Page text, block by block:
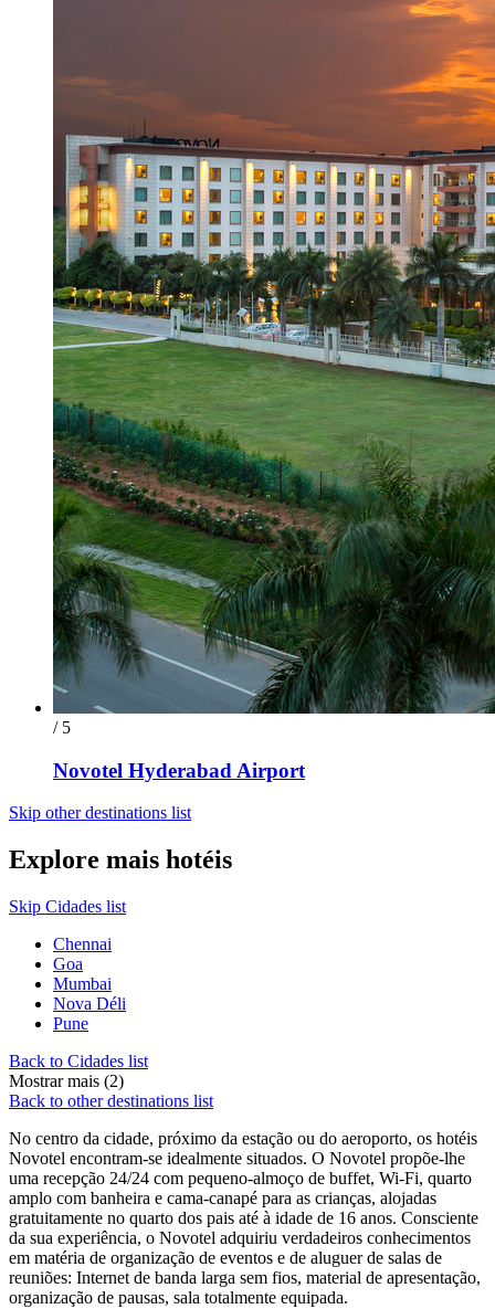
/ 5
Novotel Hyderabad Airport
Skip other destinations list
Explore mais hotéis
Skip Cidades list
Chennai
Goa
Mumbai
Nova Déli
Pune
Back to Cidades list
Mostrar mais (2)
Back to other destinations list
No centro da cidade, próximo da estação ou do aeroporto, os hotéis
Novotel encontram-se idealmente situados. O Novotel propõe-lhe
uma recepção 24/24 com pequeno-almoço de buffet, Wi-Fi, quarto
amplo com banheira e cama-canapé para as crianças, alojadas
gratuitamente no quarto dos pais até à idade de 16 anos. Consciente
da sua experiência, o Novotel adquiriu verdadeiros conhecimentos
em matéria de organização de eventos e de aluguer de salas de
reuniões: Internet de banda larga sem fios, material de apresentação,
organização de pausas, sala totalmente equipada.